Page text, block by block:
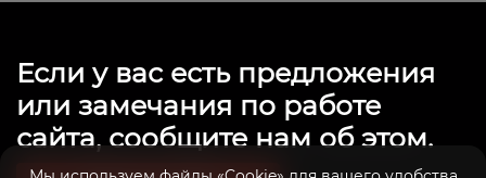
Если у вас есть предложения
или замечания по работе
сайта, сообщите нам об этом.